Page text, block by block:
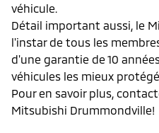
véhicule.
Détail important aussi, le
l'instar de tous les
d'une garantie de 10
véhicules les mieux
Pour en savoir plus,
Mitsubishi Drummondville!